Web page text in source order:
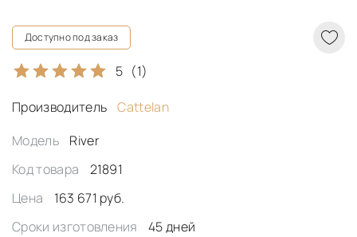
Доступно под заказ
5 (1)
Производитель
Cattelan
Модель
River
Код товара
21891
Цена
163 671 руб.
Сроки изготовления
45 дней